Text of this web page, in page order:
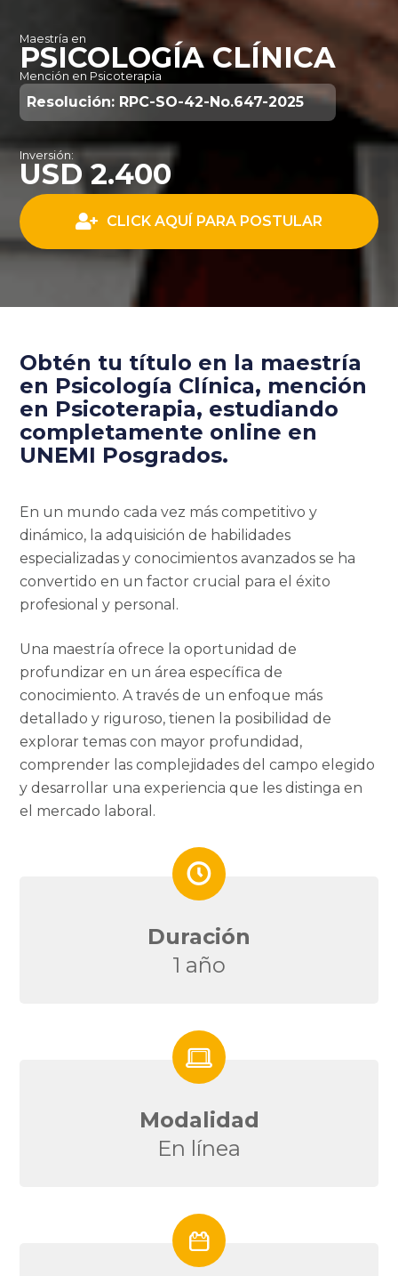
Maestría en
PSICOLOGÍA CLÍNICA
Mención en Psicoterapia
Resolución: RPC-SO-42-No.647-2025
Inversión:
USD 2.400
CLICK AQUÍ PARA POSTULAR
Obtén tu título en la maestría
en Psicología Clínica, mención
en Psicoterapia, estudiando
completamente online en
UNEMI Posgrados.
En un mundo cada vez más competitivo y
dinámico, la adquisición de habilidades
especializadas y conocimientos avanzados se ha
convertido en un factor crucial para el éxito
profesional y personal.
Una maestría ofrece la oportunidad de
profundizar en un área específica de
conocimiento. A través de un enfoque más
detallado y riguroso, tienen la posibilidad de
explorar temas con mayor profundidad,
comprender las complejidades del campo elegido
y desarrollar una experiencia que les distinga en
el mercado laboral.
Duración
1 año
Modalidad
En línea